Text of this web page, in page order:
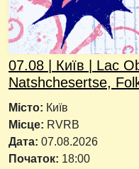
07.08 | Київ | Lac
Natshchesertse,
Місто: Київ
Місце: RVRB
Дата: 07.08.2026
Початок: 18:00